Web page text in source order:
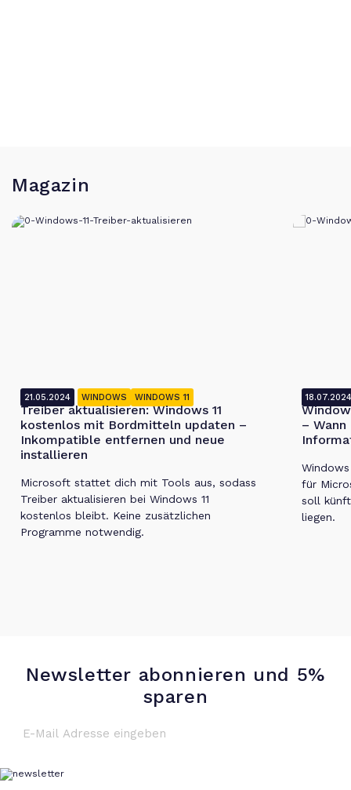
Magazin
21.05.2024 WINDOWS WINDOWS 11
Treiber aktualisieren: Windows 11
kostenlos mit Bordmitteln updaten –
Inkompatible entfernen und neue
installieren
Microsoft stattet dich mit Tools aus, sodass
Treiber aktualisieren bei Windows 11
kostenlos bleibt. Keine zusätzlichen
Programme notwendig.
–
für
soll
liegen.
Newsletter abonnieren und 5%
sparen